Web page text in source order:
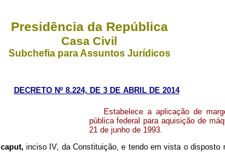
Presidência da República
Casa Civil
Subchefia para Assuntos Jurídicos
DECRETO Nº 8.224, DE 3 DE ABRIL DE 2014
Estabelece a aplicação de
pública federal para aquisição de
21 de junho de 1993.
caput, inciso IV, da Constituição, e tendo em vista o disposto